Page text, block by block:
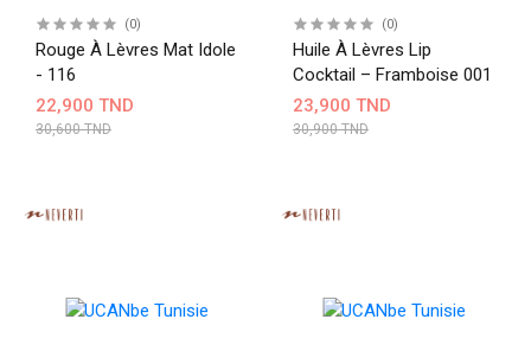
(0)
Rouge À Lèvres Mat Idole
- 116
22,900 TND
30,600 TND
(0)
Huile À Lèvres Lip
Cocktail – Framboise 001
23,900 TND
30,900 TND